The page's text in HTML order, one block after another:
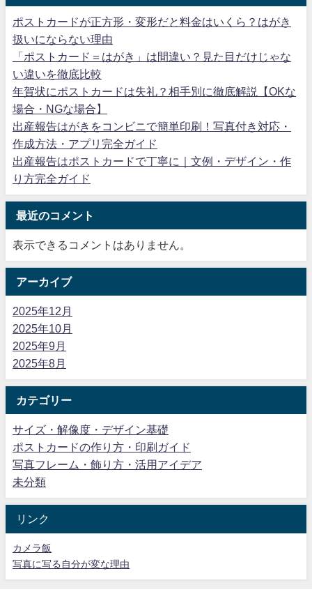
ポストカードが正方形・変形だと料金はいくら？はがき
扱いにならない理由
「ポストカード＝はがき」は間違い？見た目だけじゃな
い違いを徹底比較
年賀状にポストカードは失礼？相手別に徹底解説【OKな
場合・NGな場合】
出産報告はがきをコンビニで簡単印刷！写真付き対応・
作成方法・アプリ完全ガイド
出産報告はポストカードで丁寧に｜文例・デザイン・作
り方完全ガイド
最近のコメント
表示できるコメントはありません。
アーカイブ
2025年12月
2025年10月
2025年9月
2025年8月
カテゴリー
サイズ・解像度・デザイン基礎
ポストカードの作り方・印刷ガイド
写真フレーム・飾り方・活用アイデア
未分類
リンク
カメラ飯
写真に写る自分が変な理由